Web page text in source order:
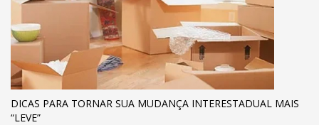
DICAS PARA TORNAR SUA MUDANÇA INTERESTADUAL MAIS
“LEVE”